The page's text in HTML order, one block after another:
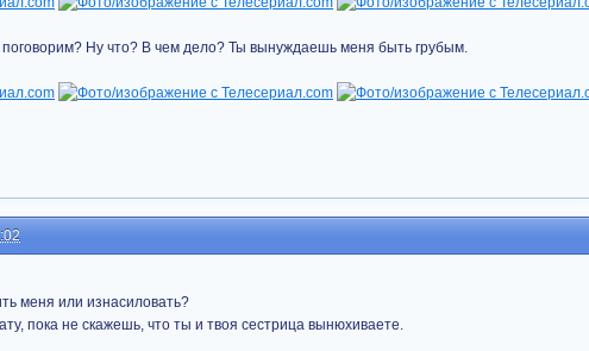
Ну что? В чем дело? Ты вынуждаешь меня быть грубым.
меня или изнасиловать?
пока не скажешь, что ты и твоя сестрица вынюхиваете.